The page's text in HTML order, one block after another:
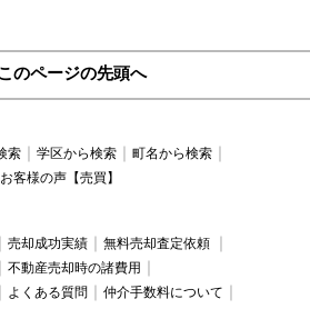
のページの先頭へ
索 学区から検索
町名から検索
お客様の声【売買】
売却成功実績
無料売却査定依頼
不動産売却時の諸費用
よくある質問
仲介手数料について